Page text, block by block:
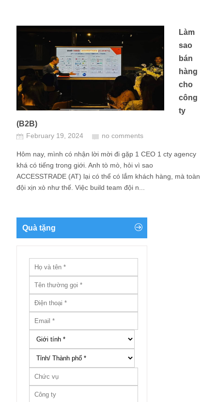
Làm
sao
bán
hàng
cho
công
ty
(B2B)
February 19, 2024 no comments
Hôm nay, mình có nhận lời mời đi gặp 1 CEO 1 cty agency
khá có tiếng trong giới. Anh tò mò, hỏi vì sao
ACCESSTRADE (AT) lại có thể có lắm khách hàng, mà toàn
đội xịn xò như thế. Việc build team đội n...
Quà tặng